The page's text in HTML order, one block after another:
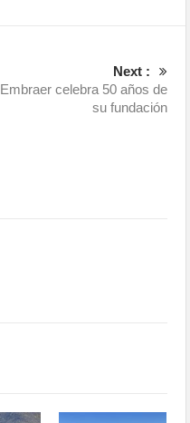
Next :
Embraer celebra 50 años de
su fundación